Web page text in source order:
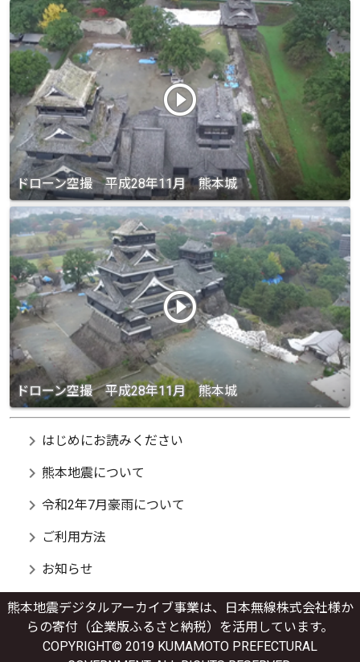
play_circle_outline
ドローン空撮 平成28年11月 熊本城
play_circle_outline
ドローン空撮 平成28年11月 熊本城
chevron_right はじめにお読みください
chevron_right 熊本地震について
chevron_right 令和2年7月豪雨について
chevron_right ご利用方法
chevron_right お知らせ
熊本地震デジタルアーカイブ事業は、日本無線株式会社様か
らの寄付（企業版ふるさと納税）を活用しています。
COPYRIGHT© 2019 KUMAMOTO PREFECTURAL